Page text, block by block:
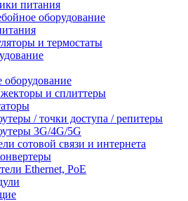
питания
оборудование
и термостаты
оборудование
и сплиттеры
/ точки доступа / репитеры
3G/4G/5G
сотовой связи и интернета
Ethernet, PoE